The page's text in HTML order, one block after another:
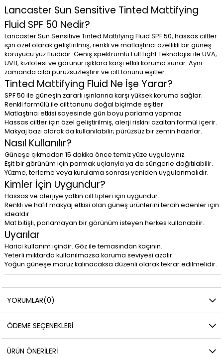
Lancaster Sun Sensitive Tinted Mattifying
Fluid SPF 50 Nedir?
Lancaster Sun Sensitive Tinted Mattifying Fluid SPF 50, hassas ciltler
için özel olarak geliştirilmiş, renkli ve matlaştırıcı özellikli bir güneş
koruyucu yüz fluididir. Geniş spektrumlu Full Light Teknolojisi ile UVA,
UVB, kızılötesi ve görünür ışıklara karşı etkili koruma sunar. Aynı
zamanda cildi pürüzsüzleştirir ve cilt tonunu eşitler.
Tinted Mattifying Fluid Ne İşe Yarar?
SPF 50 ile güneşin zararlı ışınlarına karşı yüksek koruma sağlar.
Renkli formülü ile cilt tonunu doğal biçimde eşitler.
Matlaştırıcı etkisi sayesinde gün boyu parlama yapmaz.
Hassas ciltler için özel geliştirilmiş, alerji riskini azaltan formül içerir.
Makyaj bazı olarak da kullanılabilir; pürüzsüz bir zemin hazırlar.
Nasıl Kullanılır?
Güneşe çıkmadan 15 dakika önce temiz yüze uygulayınız.
Eşit bir görünüm için parmak uçlarıyla ya da süngerle dağıtılabilir.
Yüzme, terleme veya kurulama sonrası yeniden uygulanmalıdır.
Kimler İçin Uygundur?
Hassas ve alerjiye yatkın cilt tipleri için uygundur.
Renkli ve hafif makyaj etkisi olan güneş ürünlerini tercih edenler için
idealdir.
Mat bitişli, parlamayan bir görünüm isteyen herkes kullanabilir.
Uyarılar
Harici kullanım içindir. Göz ile temasından kaçının.
Yeterli miktarda kullanılmazsa koruma seviyesi azalır.
Yoğun güneşe maruz kalınacaksa düzenli olarak tekrar edilmelidir.
YORUMLAR(0)
ÖDEME SEÇENEKLERI
ÜRÜN ÖNERILERI